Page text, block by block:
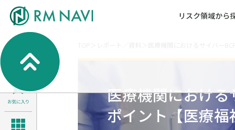
リスク領域から
サステナビリティ経営支援
医療／介護／障害福祉／子ども・児童福
製品安全・食品安全
検索
お気に入り
医療機関におけ
ポイント【医療福